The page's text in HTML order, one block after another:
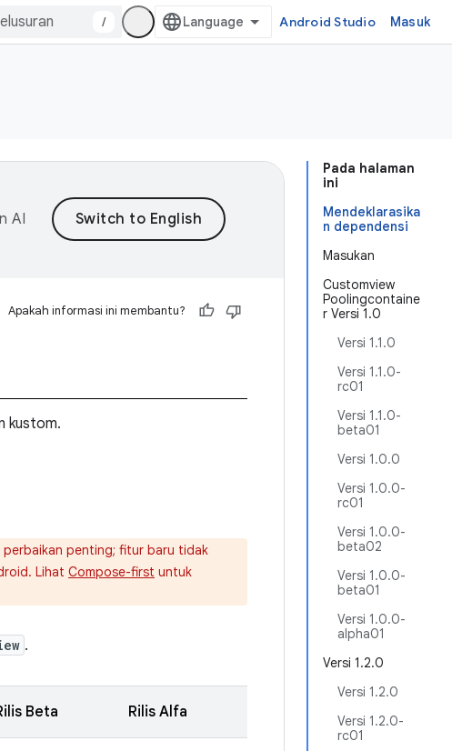
/ Android Studio Masuk
Pada halaman
ini
Mendeklarasika
n dependensi
Masukan
Customview
Poolingcontaine
r Versi 1.0
Versi 1.1.0
Versi 1.1.0-
rc01
Versi 1.1.0-
beta01
Versi 1.0.0
Versi 1.0.0-
rc01
Versi 1.0.0-
beta02
Versi 1.0.0-
beta01
Versi 1.0.0-
alpha01
Versi 1.2.0
Versi 1.2.0
Versi 1.2.0-
rc01
AI
Apakah informasi ini membantu?
kustom.
perbaikan penting; fitur baru tidak
Lihat Compose-first untuk
.
Beta Rilis Alfa